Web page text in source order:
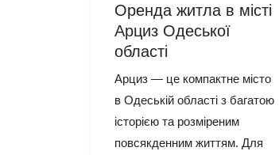
Оренда житла в місті
Арциз Одеської
області
Арциз — це компактне місто
в Одеській області з багатою
історією та розміреним
повсякденним життям. Для